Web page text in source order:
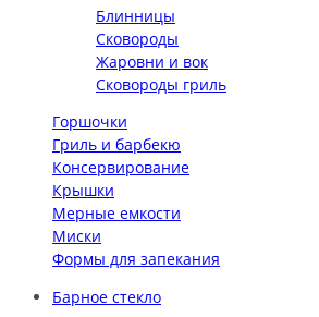
Блинницы
Сковороды
Жаровни и вок
Сковороды гриль
Горшочки
Гриль и барбекю
Консервирование
Крышки
Мерные емкости
Миски
Формы для запекания
Барное стекло